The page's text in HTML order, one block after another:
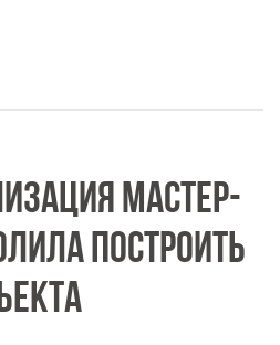
МАСТЕР-
ПОСТРОИТЬ